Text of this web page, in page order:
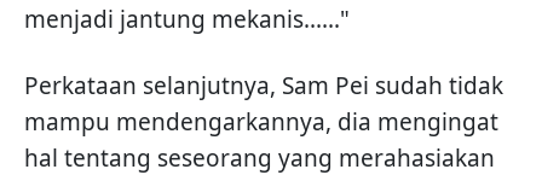
menjadi jantung mekanis......"
Perkataan selanjutnya, Sam Pei sudah tidak
mampu mendengarkannya, dia mengingat
hal tentang seseorang yang merahasiakan